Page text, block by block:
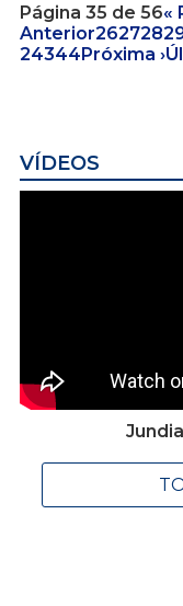
Página 35 de 56«
Anterior262728
24344Próxima ›
VÍDEOS